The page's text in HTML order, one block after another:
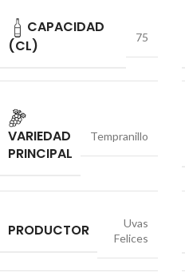
CAPACIDAD
(CL)
75
VARIEDAD
PRINCIPAL
Tempranillo
PRODUCTOR
Uvas
Felices